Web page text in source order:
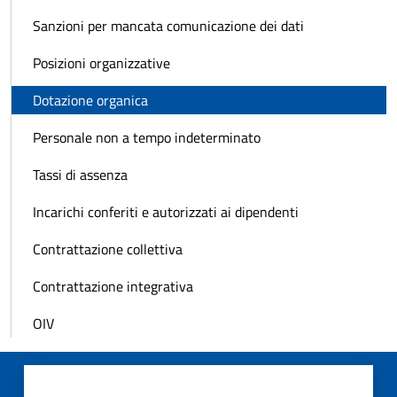
Sanzioni per mancata comunicazione dei dati
Posizioni organizzative
Dotazione organica
Personale non a tempo indeterminato
Tassi di assenza
Incarichi conferiti e autorizzati ai dipendenti
Contrattazione collettiva
Contrattazione integrativa
OIV